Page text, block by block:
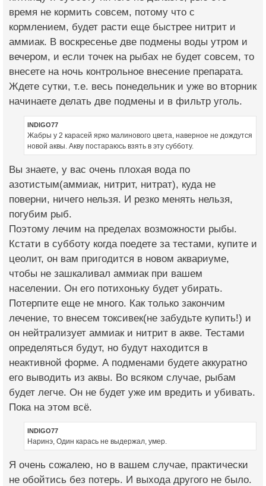
время не кормить совсем, потому что с
кормлением, будет расти еще быстрее нитрит и
аммиак. В воскресенье две подмены воды утром и
вечером, и если точек на рыбах не будет совсем, то
внесете на ночь контрольное внесение препарата.
Ждете сутки, т.е. весь понедельник и уже во вторник
начинаете делать две подмены и в фильтр уголь.
INDIGO77
Жабры у 2 карасей ярко малинового цвета, наверное не дождутся
новой аквы. Акву постараюсь взять в эту субботу.
Вы знаете, у вас очень плохая вода по
азотистым(аммиак, нитрит, нитрат), куда не
поверни, ничего нельзя. И резко менять нельзя,
погубим рыб.
Поэтому лечим на пределах возможности рыбы.
Кстати в субботу когда поедете за тестами, купите и
цеолит, он вам пригодится в новом аквариуме,
чтобы не зашкаливал аммиак при вашем
населении. Он его потихоньку будет убирать.
Потерпите еще не много. Как только закончим
лечение, то внесем токсивек(не забудьте купить!) и
он нейтрализует аммиак и нитрит в акве. Тестами
определяться будут, но будут находится в
неактивной форме. А подменами будете аккуратно
его выводить из аквы. Во всяком случае, рыбам
будет легче. Он не будет уже им вредить и убивать.
Пока на этом всё.
INDIGO77
Наринэ, Один карась не выдержал, умер.
Я очень сожалею, но в вашем случае, практически
не обойтись без потерь. И выхода другого не было.